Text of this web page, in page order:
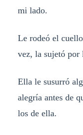
mi lado.
Le rodeó el
vez, la sujetó por
Ella le susurró
alegría antes de
los de ella.